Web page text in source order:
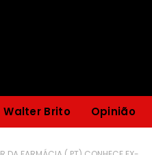
Walter Brito Opinião